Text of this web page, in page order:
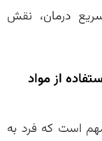
درمان، نقش
از مواد
است که فرد به